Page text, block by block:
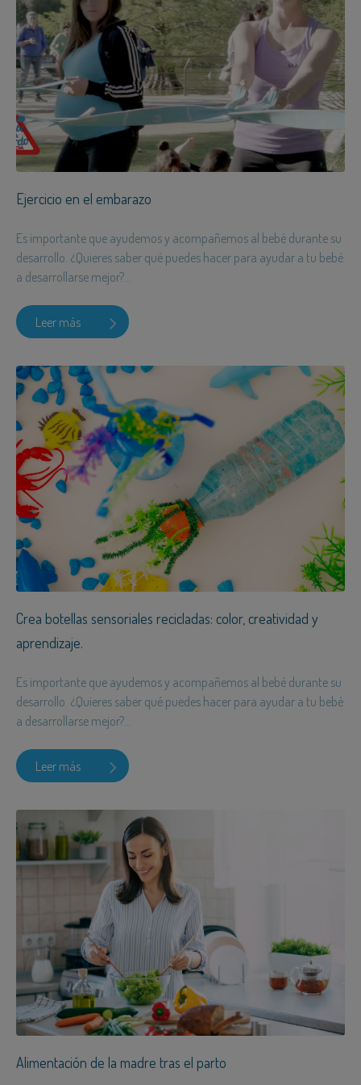
Ejercicio en el embarazo
Es importante que ayudemos y acompañemos al bebé durante su
desarrollo. ¿Quieres saber qué puedes hacer para ayudar a tu bebé
a desarrollarse mejor?...
Leer más
Crea botellas sensoriales recicladas: color, creatividad y
aprendizaje.
Es importante que ayudemos y acompañemos al bebé durante su
desarrollo. ¿Quieres saber qué puedes hacer para ayudar a tu bebé
a desarrollarse mejor?...
Leer más
Alimentación de la madre tras el parto